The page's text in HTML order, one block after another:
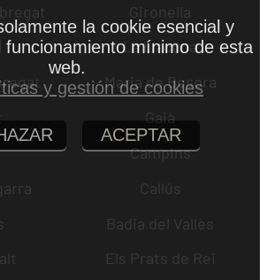
Gironella
La Llacuna
Maria de Besora
Gaià
Campins
Callús
Badia del Vallès
Els Prats de Rei
la cookie esencial y
funcionamiento mínimo de esta
web.
y gestión de cookies
ACEPTAR